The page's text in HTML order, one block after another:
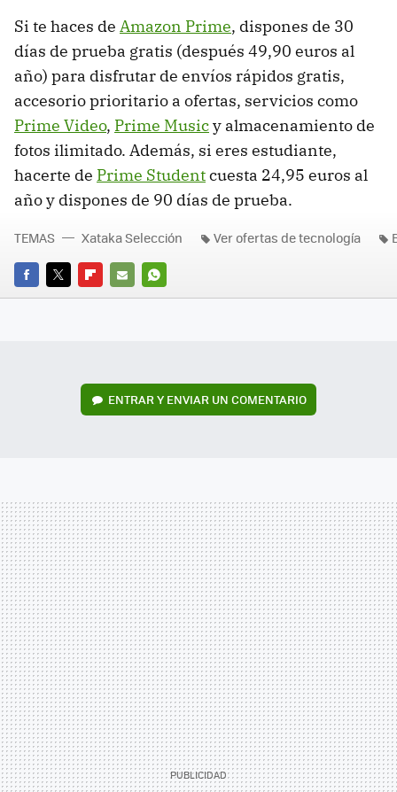
Si te haces de Amazon Prime, dispones de 30
días de prueba gratis (después 49,90 euros al
año) para disfrutar de envíos rápidos gratis,
accesorio prioritario a ofertas, servicios como
Prime Video, Prime Musicy almacenamiento de
fotos ilimitado. Además, si eres estudiante,
hacerte de Prime Studentcuesta 24,95 euros al
año y dispones de 90 días de prueba.
FACEBOOK
TWITTERFLIPBOARD
E-
WHATSAPP
TEMAS Xataka Selección Ver ofertas de tecnología
ENTRAR Y ENVIAR UN COMENTARIO